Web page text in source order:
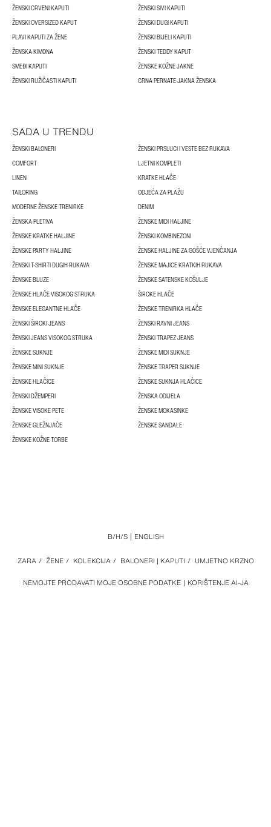
ŽENSKI CRVENI KAPUTI
ŽENSKI SIVI KAPUTI
ŽENSKI OVERSIZED KAPUT
ŽENSKI DUGI KAPUTI
PLAVI KAPUTI ZA ŽENE
ŽENSKI BIJELI KAPUTI
ŽENSKA KIMONA
ŽENSKI TEDDY KAPUT
SMEĐI KAPUTI
ŽENSKE KOŽNE JAKNE
ŽENSKI RUŽIČASTI KAPUTI
CRNA PERNATE JAKNA ŽENSKA
SADA U TRENDU
ŽENSKI BALONERI
ŽENSKI PRSLUCI I VESTE BEZ RUKAVA
COMFORT
LJETNI KOMPLETI
LINEN
KRATKE HLAČE
TAILORING
ODJEĆA ZA PLAŽU
MODERNE ŽENSKE TRENIRKE
DENIM
ŽENSKA PLETIVA
ŽENSKE MIDI HALJINE
ŽENSKE KRATKE HALJINE
ŽENSKI KOMBINEZONI
ŽENSKE PARTY HALJINE
ŽENSKE HALJINE ZA GOŠĆE VJENČANJA
ŽENSKI T-SHIRTI DUGIH RUKAVA
ŽENSKE MAJICE KRATKIH RUKAVA
ŽENSKE BLUZE
ŽENSKE SATENSKE KOŠULJE
ŽENSKE HLAČE VISOKOG STRUKA
ŠIROKE HLAČE
ŽENSKE ELEGANTNE HLAČE
ŽENSKE TRENIRKA HLAČE
ŽENSKI ŠIROKI JEANS
ŽENSKI RAVNI JEANS
ŽENSKI JEANS VISOKOG STRUKA
ŽENSKI TRAPEZ JEANS
ŽENSKE SUKNJE
ŽENSKE MIDI SUKNJE
ŽENSKE MINI SUKNJE
ŽENSKE TRAPER SUKNJE
ŽENSKE HLAČICE
ŽENSKE SUKNJA HLAČICE
ŽENSKI DŽEMPERI
ŽENSKA ODIJELA
ŽENSKE VISOKE PETE
ŽENSKE MOKASINKE
ŽENSKE GLEŽNJAČE
ŽENSKE SANDALE
ŽENSKE KOŽNE TORBE
NEMOJTE PRODAVATI MOJE OSOBNE PODATKE KORIŠTENJE AI-JA
ZARA / ŽENE / KOLEKCIJA / BALONERI | KAPUTI / UMJETNO KRZNO
B/H/S ENGLISH